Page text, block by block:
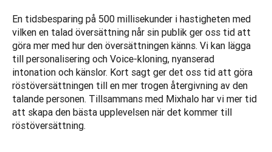
En tidsbesparing på 500 millisekunder i hastigheten med
vilken en talad översättning når sin publik ger oss tid att
göra mer med hur den översättningen känns. Vi kan lägga
till personalisering och Voice-kloning, nyanserad
intonation och känslor. Kort sagt ger det oss tid att göra
röstöversättningen till en mer trogen återgivning av den
talande personen. Tillsammans med Mixhalo har vi mer tid
att skapa den bästa upplevelsen när det kommer till
röstöversättning.